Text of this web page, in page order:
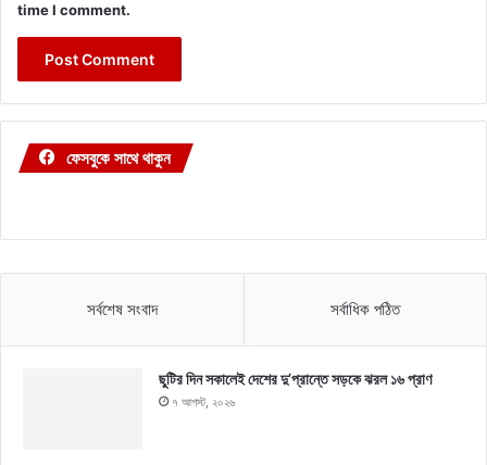
time I comment.
ফেসবুকে সাথে থাকুন
সর্বশেষ সংবাদ সর্বাধিক পঠিত
ছুটির দিন সকালেই দেশের দু’প্রান্তে সড়কে ঝরল ১৬ প্রাণ
৭ আগস্ট, ২০২৬